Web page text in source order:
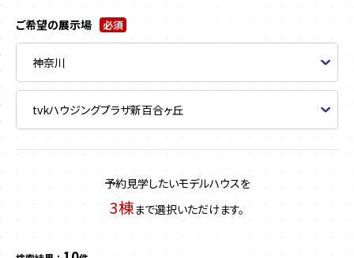
ご希望の展示場 必須
予約見学したいモデルハウスを
3棟まで選択いただけます。